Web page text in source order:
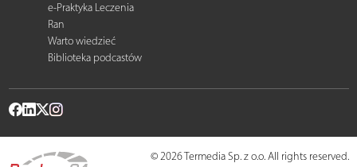
e-Praktyka Leczenia
Ran
Warto wiedzieć
Biblioteka podcastów
© 2026 Termedia Sp. z o.o. All rights reserved.